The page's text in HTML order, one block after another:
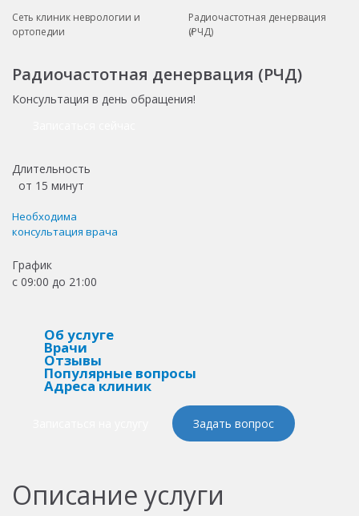
Сеть клиник неврологии и
ортопедии
Радиочастотная денервация
(РЧД)
Радиочастотная денервация (РЧД)
Консультация в день обращения!
Длительность
от 15 минут
Необходима
консультация врача
График
с 09:00 до 21:00
Об услуге
Врачи
Отзывы
Популярные вопросы
Адреса клиник
Задать вопрос
Описание услуги